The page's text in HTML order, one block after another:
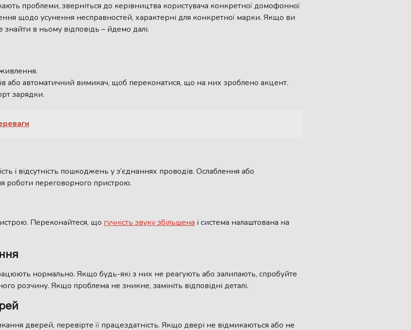
проблеми, зверніться до керівництва користувача конкретної домофонної
щодо усунення несправностей, характерні для конкретної марки. Якщо ви
в ньому відповідь – йдемо далі.
або автоматичний вимикач, щоб переконатися, що на них зроблено акцент.
зарядки.
і відсутність пошкоджень у з’єднаннях проводів. Ослаблення або
переговорного пристрою.
Переконайтеся, що гучність звуку збільшена і система налаштована на
нормально. Якщо будь-які з них не реагують або залипають, спробуйте
розчину. Якщо проблема не зникне, замініть відповідні деталі.
дверей, перевірте її працездатність. Якщо двері не відмикаються або не